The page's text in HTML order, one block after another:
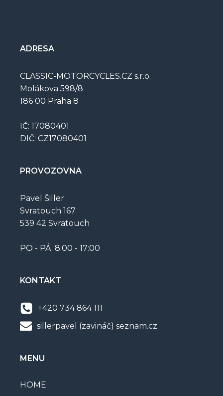
ADRESA
CLASSIC-MOTORCYCLES.CZ s.r.o.
Molákova 598/8
186 00 Praha 8
IČ: 17080401
DIČ: CZ17080401
PROVOZOVNA
Pavel Šiller
Svratouch 167
539 42 Svratouch
PO - PÁ 8:00 - 17:00
KONTAKT
+420 734 864 111
sillerpavel (zavináč) seznam.cz
MENU
HOME